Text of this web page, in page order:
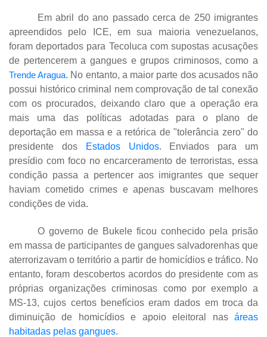
Em abril do ano passado cerca de 250 imigrantes
apreendidos pelo ICE, em sua maioria venezuelanos,
foram deportados para Tecoluca com supostas acusações
de pertencerem a gangues e grupos criminosos, como a
Trende Aragua. No entanto, a maior parte dos acusados não
possui histórico criminal nem comprovação de tal conexão
com os procurados, deixando claro que a operação era
mais uma das políticas adotadas para o plano de
deportação em massa e a retórica de "tolerância zero" do
presidente dos
Estados Unidos. Enviados para um
presídio com foco no encarceramento de terroristas, essa
condição passa a pertencer aos imigrantes que sequer
haviam cometido crimes e apenas buscavam melhores
condições de vida.
O governo de Bukele ficou conhecido pela prisão
em massa de participantes de gangues salvadorenhas que
aterrorizavam o território a partir de homicídios e tráfico. No
entanto, foram descobertos acordos do presidente com as
próprias organizações criminosas como por exemplo a
MS-13, cujos certos benefícios eram dados em troca da
diminuição de homicídios e apoio eleitoral nas áreas
habitadas pelas gangues.